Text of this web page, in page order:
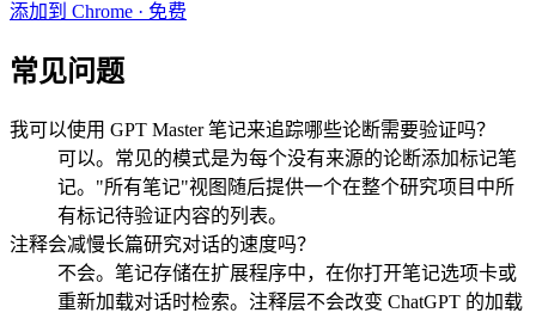
添加到 Chrome · 免费
常见问题
我可以使用 GPT Master 笔记来追踪哪些论断需要验证吗？
可以。常见的模式是为每个没有来源的论断添加标记笔
记。"所有笔记"视图随后提供一个在整个研究项目中所
有标记待验证内容的列表。
注释会减慢长篇研究对话的速度吗？
不会。笔记存储在扩展程序中，在你打开笔记选项卡或
重新加载对话时检索。注释层不会改变 ChatGPT 的加载